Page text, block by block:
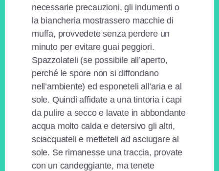
necessarie precauzioni, gli indumenti o
la biancheria mostrassero macchie di
muffa, provvedete senza perdere un
minuto per evitare guai peggiori.
Spazzolateli (se possibile all’aperto,
perché le spore non si diffondano
nell’ambiente) ed esponeteli all’aria e al
sole. Quindi affidate a una tintoria i capi
da pulire a secco e lavate in abbondante
acqua molto calda e detersivo gli altri,
sciacquateli e metteteli ad asciugare al
sole. Se rimanesse una traccia, provate
con un candeggiante, ma tenete